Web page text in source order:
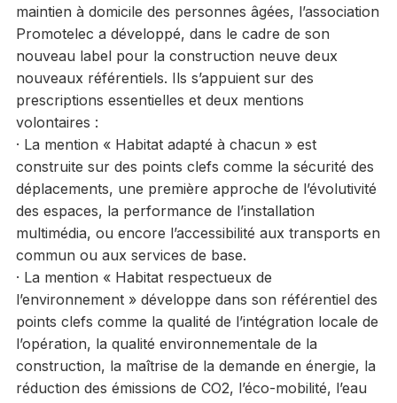
maintien à domicile des personnes âgées, l’association
Promotelec a développé, dans le cadre de son
nouveau label pour la construction neuve deux
nouveaux référentiels. Ils s’appuient sur des
prescriptions essentielles et deux mentions
volontaires :
· La mention « Habitat adapté à chacun » est
construite sur des points clefs comme la sécurité des
déplacements, une première approche de l’évolutivité
des espaces, la performance de l’installation
multimédia, ou encore l’accessibilité aux transports en
commun ou aux services de base.
· La mention « Habitat respectueux de
l’environnement » développe dans son référentiel des
points clefs comme la qualité de l’intégration locale de
l’opération, la qualité environnementale de la
construction, la maîtrise de la demande en énergie, la
réduction des émissions de CO2, l’éco-mobilité, l’eau